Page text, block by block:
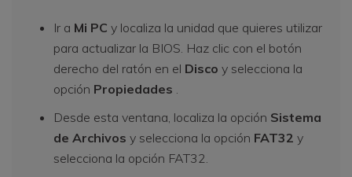
Ir a Mi PC y localiza la unidad que quieres utilizar
para actualizar la BIOS. Haz clic con el botón
derecho del ratón en el Disco y selecciona la
opción Propiedades
Desde esta ventana, localiza la opción Sistema
de Archivos y selecciona la opción FAT32 y
selecciona la opción FAT32.